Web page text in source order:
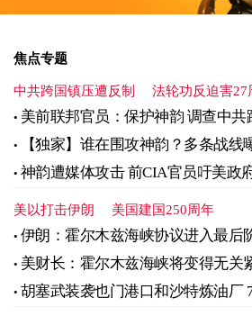
焦点专题
中共跨国镇压遭反制 法轮功反迫害27
美前联邦官员：保护神韵 调查中共
【独家】谁在围攻神韵？多条战线
神韵遭媒体攻击 前CIA官员吁美政
美以打击伊朗 美国建国250周年
伊朗：霍尔木兹海峡协议进入最后
美财长：霍尔木兹海峡将变得无关
胡塞武装袭也门港口和沙特炼油厂